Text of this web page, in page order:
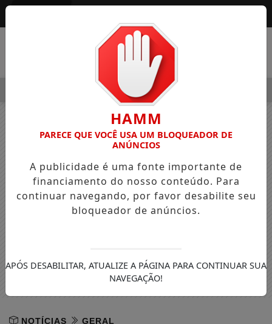
OSVALDO PEDRO DOS SANTOS, O “NEGUINHO DA
NOTÍCIAS GERAL
HAMM
PARECE QUE VOCÊ USA UM BLOQUEADOR DE
ANÚNCIOS
A publicidade é uma fonte importante de
financiamento do nosso conteúdo. Para
continuar navegando, por favor desabilite seu
bloqueador de anúncios.
APÓS DESABILITAR, ATUALIZE A PÁGINA PARA CONTINUAR SUA
NAVEGAÇÃO!